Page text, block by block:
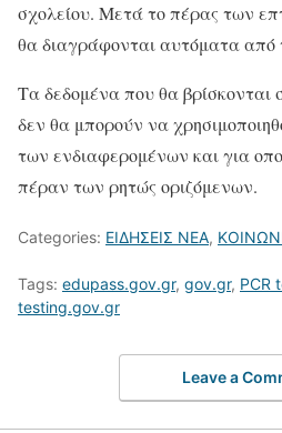
σχολείου. Μετά το πέρας των
θα διαγράφονται αυτόματα από
Τα δεδομένα που θα βρίσκονται
δεν θα μπορούν να
των ενδιαφερομένων και για
πέραν των ρητώς οριζόμενων.
Categories: ΕΙΔΗΣΕΙΣ ΝΕΑ,
Tags: edupass.gov.gr, gov.gr, PCR
testing.gov.gr
Leave a